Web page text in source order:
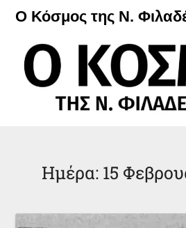
Μετάβαση
περιεχόμενο
Ο Κόσμος της Ν.
Ημέρα: 15